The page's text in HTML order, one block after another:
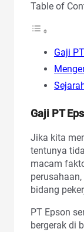
Table of
Gaji
Gaji PT
Jika kita
tentunya
macam
bidang
PT Epson
bergerak di